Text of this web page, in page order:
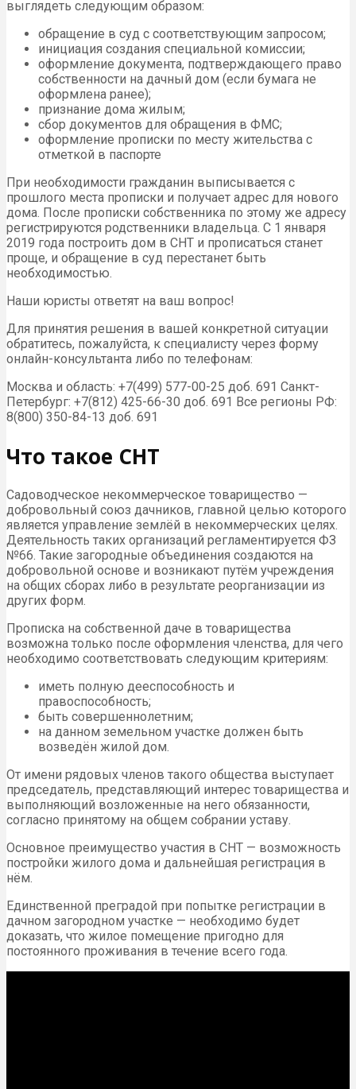
выглядеть следующим образом:
обращение в суд с соответствующим запросом;
инициация создания специальной комиссии;
оформление документа, подтверждающего право
собственности на дачный дом (если бумага не
оформлена ранее);
признание дома жилым;
сбор документов для обращения в ФМС;
оформление прописки по месту жительства с
отметкой в паспорте
При необходимости гражданин выписывается с
прошлого места прописки и получает адрес для нового
дома. После прописки собственника по этому же адресу
регистрируются родственники владельца. С 1 января
2019 года построить дом в СНТ и прописаться станет
проще, и обращение в суд перестанет быть
необходимостью.
Наши юристы ответят на ваш вопрос!
Для принятия решения в вашей конкретной ситуации
обратитесь, пожалуйста, к специалисту через форму
онлайн-консультанта либо по телефонам:
Москва и область: +7(499) 577-00-25 доб. 691 Санкт-
Петербург: +7(812) 425-66-30 доб. 691 Все регионы РФ:
8(800) 350-84-13 доб. 691
Что такое СНТ
Садоводческое некоммерческое товарищество —
добровольный союз дачников, главной целью которого
является управление землёй в некоммерческих целях.
Деятельность таких организаций регламентируется ФЗ
№66. Такие загородные объединения создаются на
добровольной основе и возникают путём учреждения
на общих сборах либо в результате реорганизации из
других форм.
Прописка на собственной даче в товарищества
возможна только после оформления членства, для чего
необходимо соответствовать следующим критериям:
иметь полную дееспособность и
правоспособность;
быть совершеннолетним;
на данном земельном участке должен быть
возведён жилой дом.
От имени рядовых членов такого общества выступает
председатель, представляющий интерес товарищества и
выполняющий возложенные на него обязанности,
согласно принятому на общем собрании уставу.
Основное преимущество участия в СНТ — возможность
постройки жилого дома и дальнейшая регистрация в
нём.
Единственной преградой при попытке регистрации в
дачном загородном участке — необходимо будет
доказать, что жилое помещение пригодно для
постоянного проживания в течение всего года.